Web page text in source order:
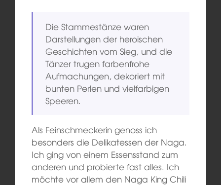
Die Stammestänze waren
Darstellungen der heroischen
Geschichten vom Sieg, und die
Tänzer trugen farbenfrohe
Aufmachungen, dekoriert mit
bunten Perlen und vielfarbigen
Speeren.
Als Feinschmeckerin genoss ich
besonders die Delikatessen der Naga.
Ich ging von einem Essensstand zum
anderen und probierte fast alles. Ich
möchte vor allem den Naga King Chili